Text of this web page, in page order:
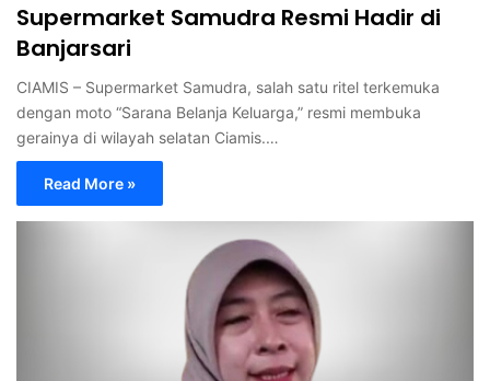
Supermarket Samudra Resmi Hadir di
Banjarsari
CIAMIS – Supermarket Samudra, salah satu ritel terkemuka
dengan moto “Sarana Belanja Keluarga,” resmi membuka
gerainya di wilayah selatan Ciamis.…
Read More »